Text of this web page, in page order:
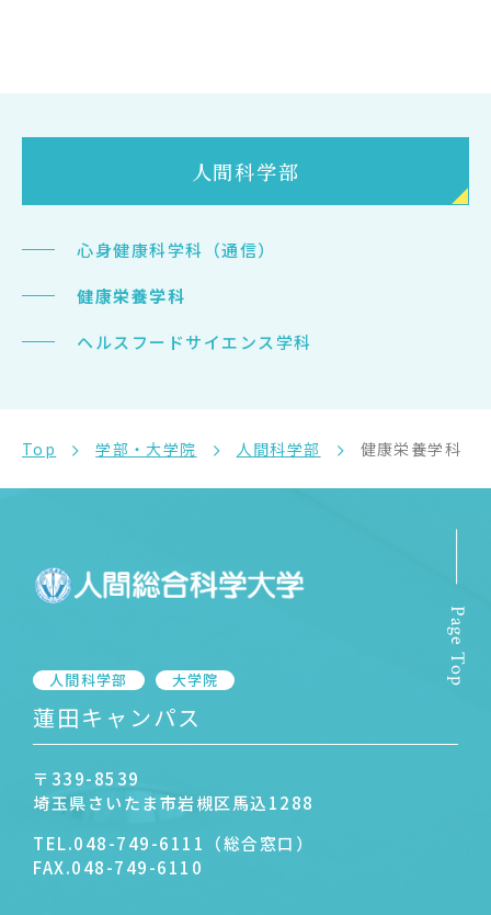
人間科学部
心身健康科学科（通信）
健康栄養学科
ヘルスフードサイエンス学科
Top 学部・大学院 人間科学部 健康栄養学科
人間科学部 大学院
蓮田キャンパス
〒339-8539
埼玉県さいたま市岩槻区馬込1288
TEL.048-749-6111（総合窓口）
FAX.048-749-6110
Page Top